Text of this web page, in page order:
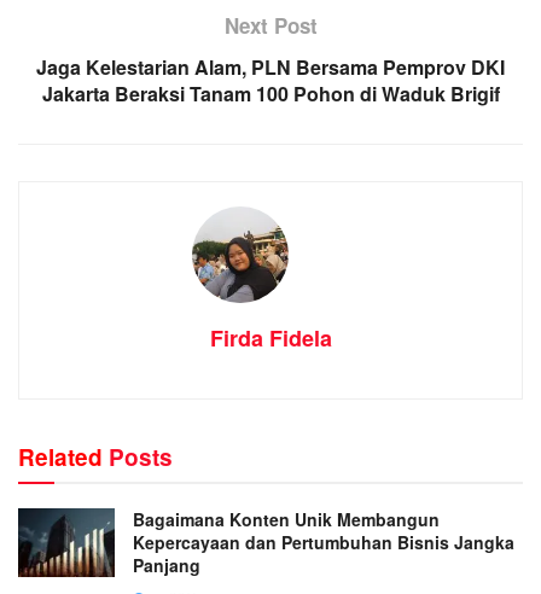
Next Post
Jaga Kelestarian Alam, PLN Bersama Pemprov DKI
Jakarta Beraksi Tanam 100 Pohon di Waduk Brigif
Firda Fidela
Related Posts
Bagaimana Konten Unik Membangun
Kepercayaan dan Pertumbuhan Bisnis Jangka
Panjang